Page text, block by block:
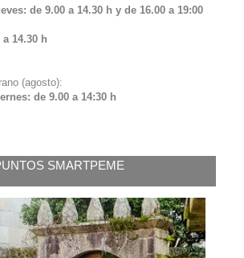
de 9.00 a 14.30 h y de 16.00 a 19:00
14.30 h
(agosto):
de 9.00 a 14:30 h
SMARTPEME